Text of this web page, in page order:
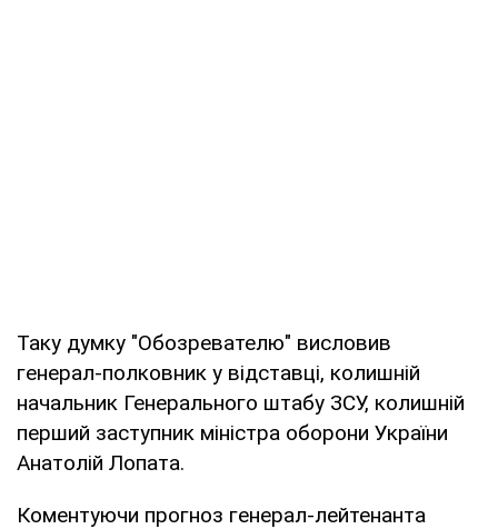
Таку думку "Обозревателю" висловив
генерал-полковник у відставці, колишній
начальник Генерального штабу ЗСУ, колишній
перший заступник міністра оборони України
Анатолій Лопата.
Коментуючи прогноз генерал-лейтенанта